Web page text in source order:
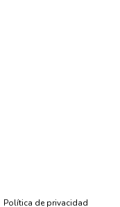
Política de privacidad